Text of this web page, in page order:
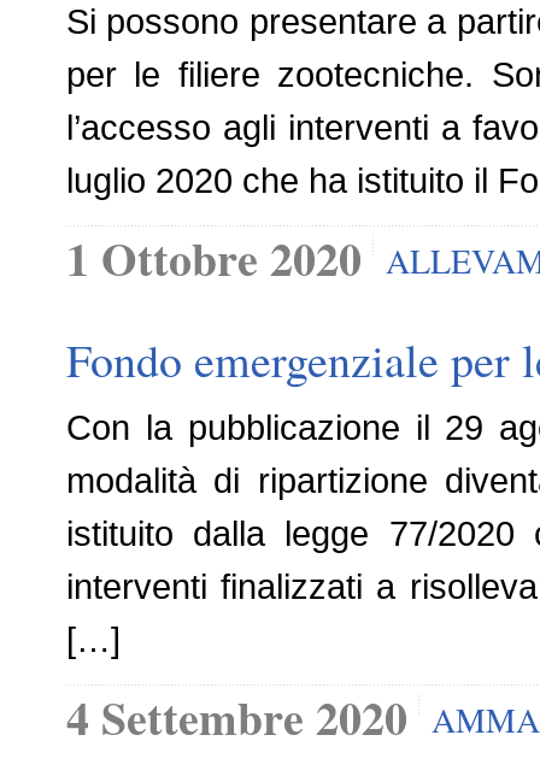
Si possono presentare a
per le filiere zootecniche.
l’accesso agli interventi a
luglio 2020 che ha istituito il
1 Ottobre 2020
Fondo emergenziale
Con la pubblicazione il 29
modalità di ripartizione
istituito dalla legge 77/
interventi finalizzati a
[…]
4 Settembre 2020